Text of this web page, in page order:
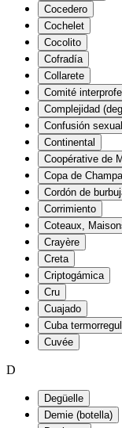
Cocedero
Cochelet
Cocolito
Cofradía
Collarete
Comité
Complejidad
Confusión sexual
Continental
Coopérative de
Copa de
Cordón de
Corrimiento
Coteaux,
Crayère
Creta
Criptogámica
Cru
Cuajado
Cuba
Cuvée
D
Degüelle
Demie (botella)